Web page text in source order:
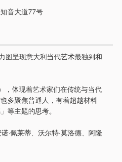
音大道77号
图呈现意大利当代艺术最独到和
，体现着艺术家们在传统与当代
多聚焦普通人，有着超越材料
等主题的思考。
·佩莱蒂、沃尔特·莫洛德、阿隆